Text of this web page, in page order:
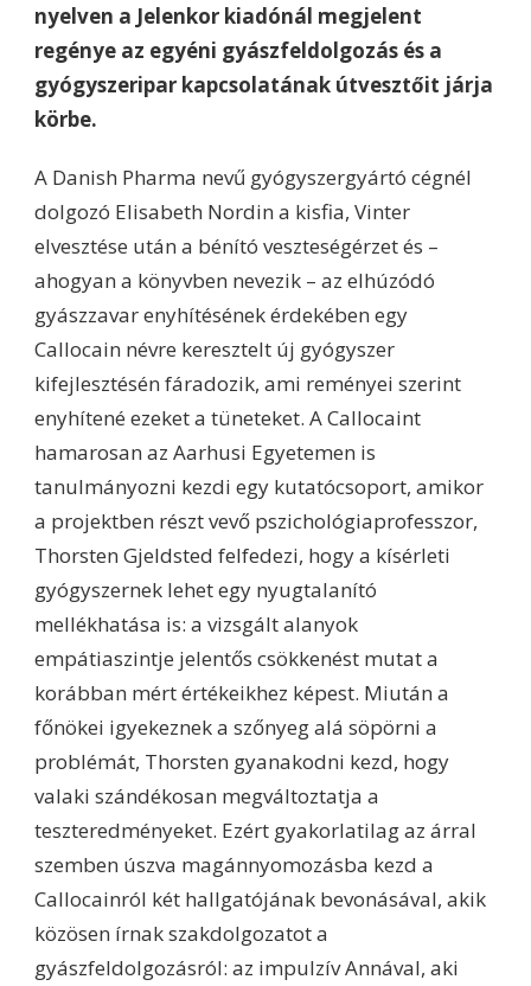
nyelven a Jelenkor kiadónál megjelent
regénye az egyéni gyászfeldolgozás és a
gyógyszeripar kapcsolatának útvesztőit járja
körbe.
A Danish Pharma nevű gyógyszergyártó cégnél
dolgozó Elisabeth Nordin a kisfia, Vinter
elvesztése után a bénító veszteségérzet és –
ahogyan a könyvben nevezik – az elhúzódó
gyászzavar enyhítésének érdekében egy
Callocain névre keresztelt új gyógyszer
kifejlesztésén fáradozik, ami reményei szerint
enyhítené ezeket a tüneteket. A Callocaint
hamarosan az Aarhusi Egyetemen is
tanulmányozni kezdi egy kutatócsoport, amikor
a projektben részt vevő pszichológiaprofesszor,
Thorsten Gjeldsted felfedezi, hogy a kísérleti
gyógyszernek lehet egy nyugtalanító
mellékhatása is: a vizsgált alanyok
empátiaszintje jelentős csökkenést mutat a
korábban mért értékeikhez képest. Miután a
főnökei igyekeznek a szőnyeg alá söpörni a
problémát, Thorsten gyanakodni kezd, hogy
valaki szándékosan megváltoztatja a
teszteredményeket. Ezért gyakorlatilag az árral
szemben úszva magánnyomozásba kezd a
Callocainról két hallgatójának bevonásával, akik
közösen írnak szakdolgozatot a
gyászfeldolgozásról: az impulzív Annával, aki